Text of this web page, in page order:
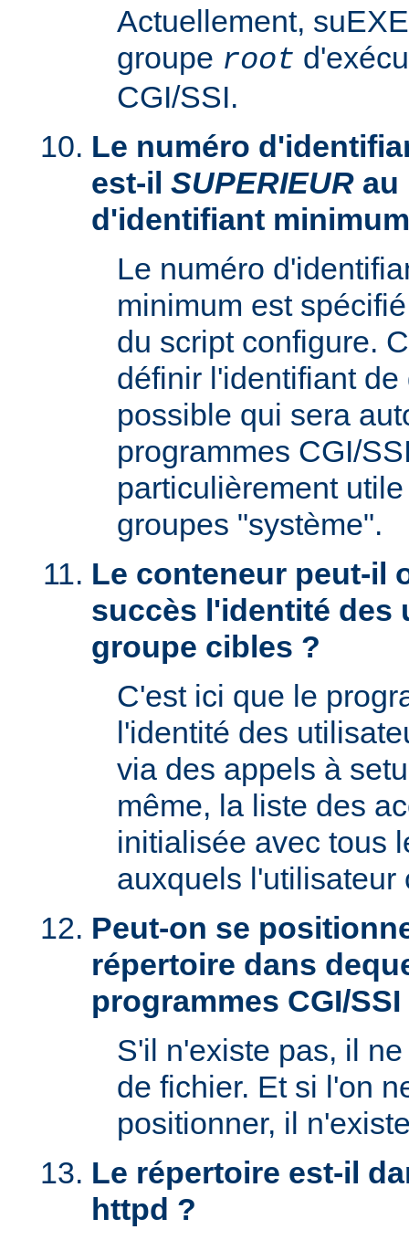
Actuellement,
groupe root
CGI/SSI.
Le numéro
est-il SUPERIEUR au
d'identifiant
Le numéro
minimum est
du script configure.
définir l'identifiant
possible qui sera
programmes CGI/
particulièrement
groupes "système".
Le conteneur peut-il
succès l'identité des
groupe cibles ?
C'est ici que le
l'identité des
via des appels à
même, la liste des
initialisée avec tous
auxquels l'utilisateur
Peut-on se
répertoire dans
programmes CGI/SSI
S'il n'existe pas, il
de fichier. Et si l'on
positionner, il
Le répertoire est-il
httpd ?